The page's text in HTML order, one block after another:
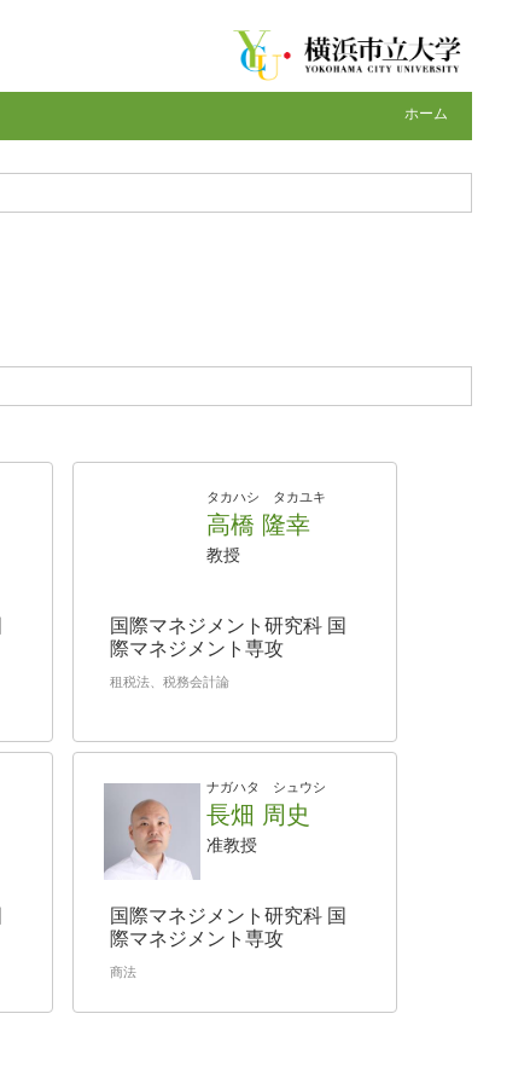
ホーム
タカハシ タカユキ
高橋 隆幸
教授
国際マネジメント研究科 国
際マネジメント専攻
租税法、税務会計論
ナガハタ シュウシ
長畑 周史
准教授
国際マネジメント研究科 国
際マネジメント専攻
商法